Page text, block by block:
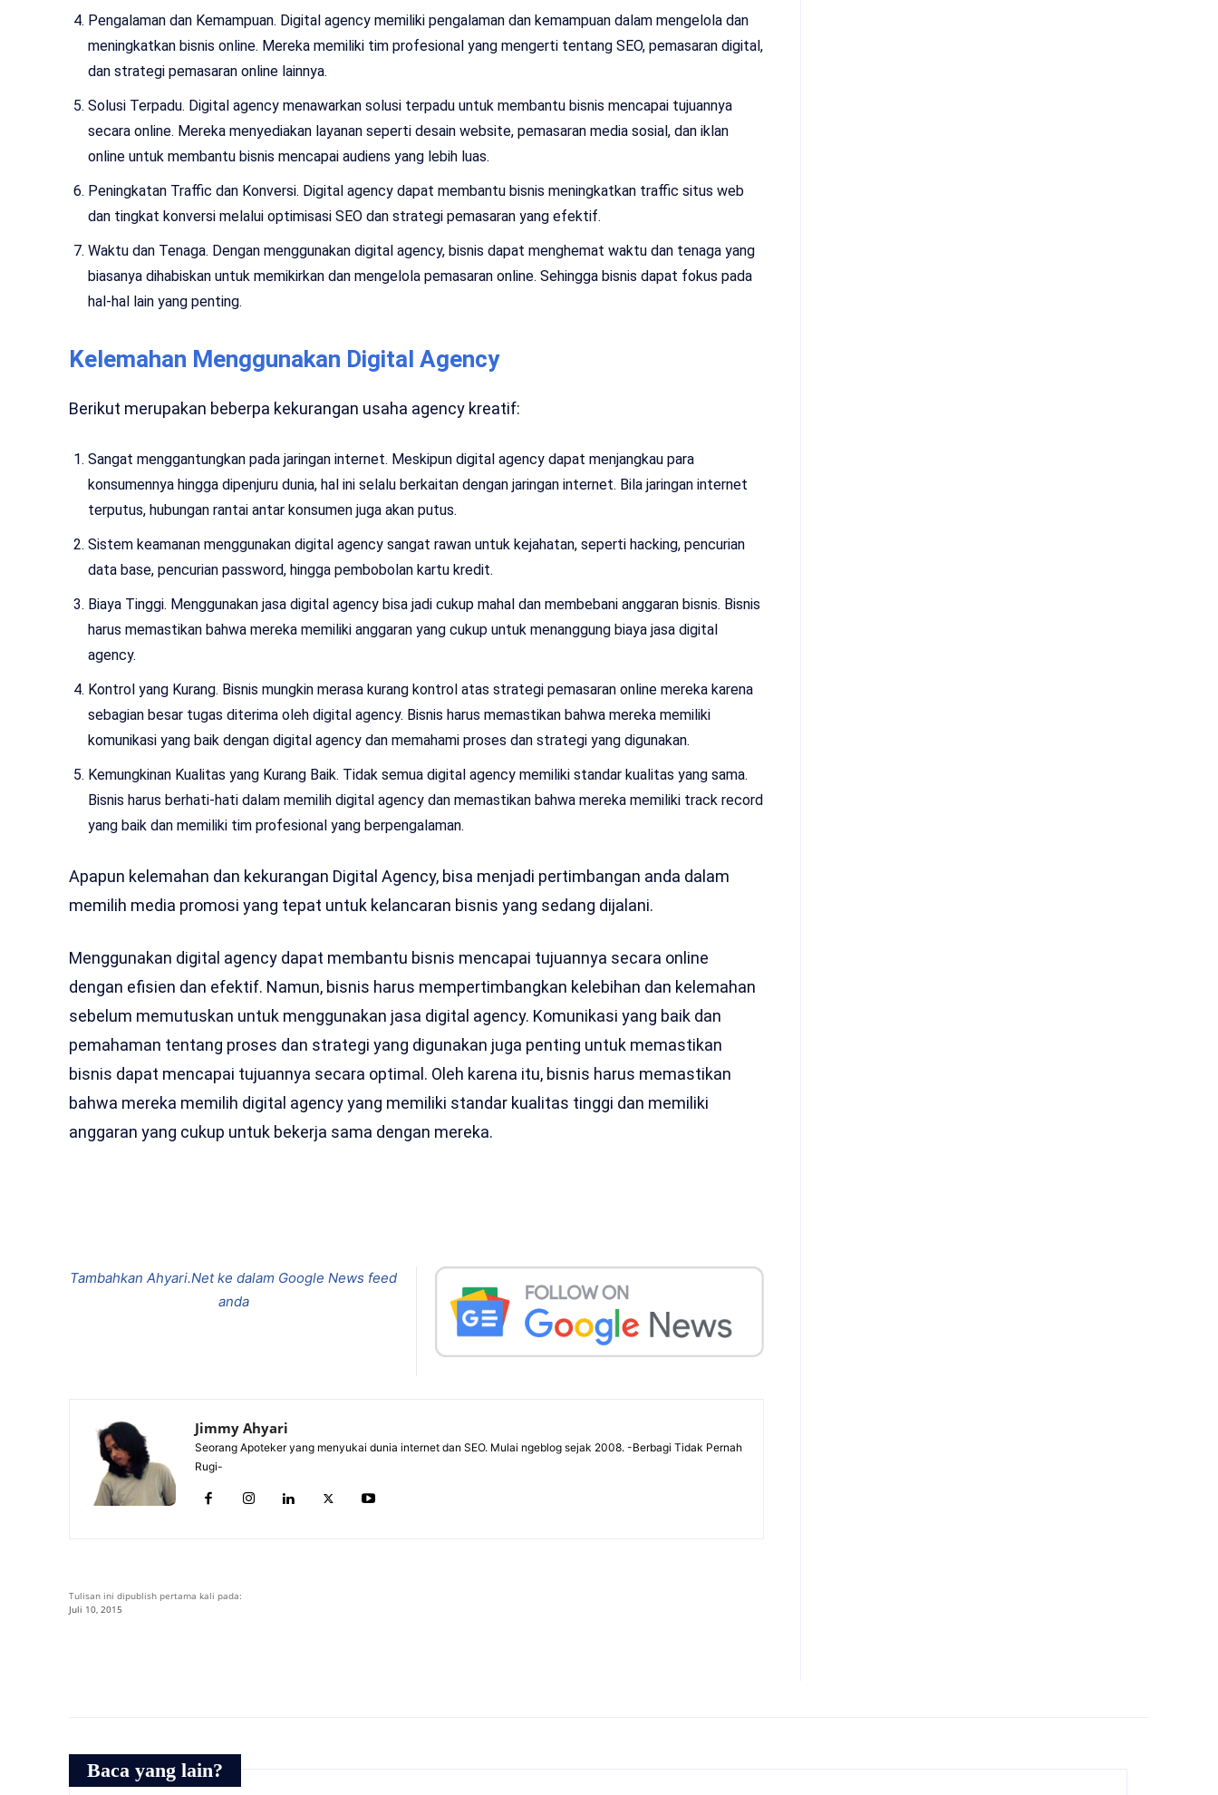
Pengalaman dan Kemampuan. Digital agency memiliki pengalaman dan kemampuan dalam mengelola dan
meningkatkan bisnis online. Mereka memiliki tim profesional yang mengerti tentang SEO, pemasaran digital,
dan strategi pemasaran online lainnya.
Solusi Terpadu. Digital agency menawarkan solusi terpadu untuk membantu bisnis mencapai tujuannya
secara online. Mereka menyediakan layanan seperti desain website, pemasaran media sosial, dan iklan
online untuk membantu bisnis mencapai audiens yang lebih luas.
Peningkatan Traffic dan Konversi. Digital agency dapat membantu bisnis meningkatkan traffic situs web
dan tingkat konversi melalui optimisasi SEO dan strategi pemasaran yang efektif.
Waktu dan Tenaga. Dengan menggunakan digital agency, bisnis dapat menghemat waktu dan tenaga yang
biasanya dihabiskan untuk memikirkan dan mengelola pemasaran online. Sehingga bisnis dapat fokus pada
hal-hal lain yang penting.
Kelemahan Menggunakan Digital Agency
Berikut merupakan beberpa kekurangan usaha agency kreatif:
Sangat menggantungkan pada jaringan internet. Meskipun digital agency dapat menjangkau para
konsumennya hingga dipenjuru dunia, hal ini selalu berkaitan dengan jaringan internet. Bila jaringan internet
terputus, hubungan rantai antar konsumen juga akan putus.
Sistem keamanan menggunakan digital agency sangat rawan untuk kejahatan, seperti hacking, pencurian
data base, pencurian password, hingga pembobolan kartu kredit.
Biaya Tinggi. Menggunakan jasa digital agency bisa jadi cukup mahal dan membebani anggaran bisnis. Bisnis
harus memastikan bahwa mereka memiliki anggaran yang cukup untuk menanggung biaya jasa digital
agency.
Kontrol yang Kurang. Bisnis mungkin merasa kurang kontrol atas strategi pemasaran online mereka karena
sebagian besar tugas diterima oleh digital agency. Bisnis harus memastikan bahwa mereka memiliki
komunikasi yang baik dengan digital agency dan memahami proses dan strategi yang digunakan.
Kemungkinan Kualitas yang Kurang Baik. Tidak semua digital agency memiliki standar kualitas yang sama.
Bisnis harus berhati-hati dalam memilih digital agency dan memastikan bahwa mereka memiliki track record
yang baik dan memiliki tim profesional yang berpengalaman.
Apapun kelemahan dan kekurangan Digital Agency, bisa menjadi pertimbangan anda dalam
memilih media promosi yang tepat untuk kelancaran bisnis yang sedang dijalani.
Menggunakan digital agency dapat membantu bisnis mencapai tujuannya secara online
dengan efisien dan efektif. Namun, bisnis harus mempertimbangkan kelebihan dan kelemahan
sebelum memutuskan untuk menggunakan jasa digital agency. Komunikasi yang baik dan
pemahaman tentang proses dan strategi yang digunakan juga penting untuk memastikan
bisnis dapat mencapai tujuannya secara optimal. Oleh karena itu, bisnis harus memastikan
bahwa mereka memilih digital agency yang memiliki standar kualitas tinggi dan memiliki
anggaran yang cukup untuk bekerja sama dengan mereka.
Tambahkan Ahyari.Net ke dalam Google News feed
anda
Jimmy Ahyari
Seorang Apoteker yang menyukai dunia internet dan SEO. Mulai ngeblog sejak 2008. -Berbagi Tidak Pernah
Rugi-
Tulisan ini dipublish pertama kali pada:
Juli 10, 2015
Baca yang lain?